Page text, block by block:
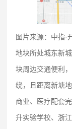
图片来源：中指·
地块所处城东新
块周边交通便利
绕，且距离新塘
商业、医疗配套
升实验学校、浙